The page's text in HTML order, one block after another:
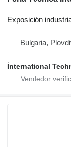
Exposición
Bulgaria,
İnternational